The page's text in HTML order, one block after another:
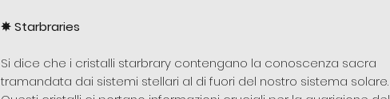
✵Starbraries
Si dice che i cristalli starbrary contengano la conoscenza sacra
tramandata dai sistemi stellari al di fuori del nostro sistema solare.